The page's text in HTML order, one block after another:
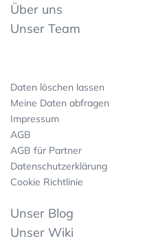
Über uns
Unser Team
Daten löschen lassen
Meine Daten abfragen
Impressum
AGB
AGB für Partner
Datenschutzerklärung
Cookie Richtlinie
Unser Blog
Unser Wiki